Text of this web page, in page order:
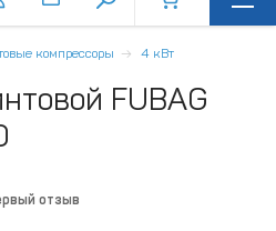
компрессоры 4 кВт
FUBAG
отзыв